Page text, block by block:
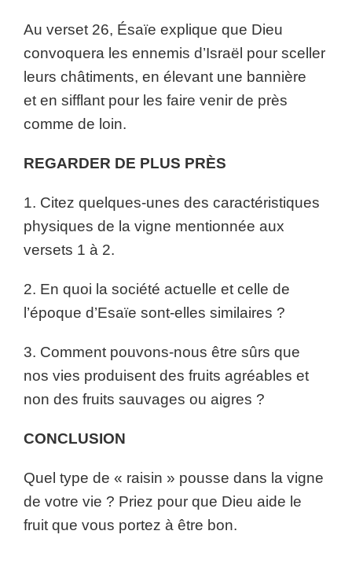
Au verset 26, Ésaïe explique que Dieu
convoquera les ennemis d’Israël pour sceller
leurs châtiments, en élevant une bannière
et en sifflant pour les faire venir de près
comme de loin.
REGARDER DE PLUS PRÈS
1. Citez quelques-unes des caractéristiques
physiques de la vigne mentionnée aux
versets 1 à 2.
2. En quoi la société actuelle et celle de
l’époque d’Esaïe sont-elles similaires ?
3. Comment pouvons-nous être sûrs que
nos vies produisent des fruits agréables et
non des fruits sauvages ou aigres ?
CONCLUSION
Quel type de « raisin » pousse dans la vigne
de votre vie ? Priez pour que Dieu aide le
fruit que vous portez à être bon.